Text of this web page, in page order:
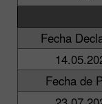
Fecha
Fecha de